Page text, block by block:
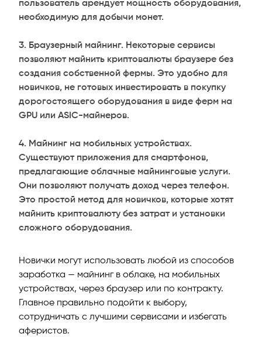
пользователь арендует мощность оборудования,
необходимую для добычи монет.
Браузерный майнинг. Некоторые сервисы
позволяют майнить криптовалюты браузере без
создания собственной фермы. Это удобно для
новичков, не готовых инвестировать в покупку
дорогостоящего оборудования в виде ферм на
GPU или ASIC-майнеров.
Майнинг на мобильных устройствах.
Существуют приложения для смартфонов,
предлагающие облачные майнинговые услуги.
Они позволяют получать доход через телефон.
Это простой метод для новичков, которые хотят
майнить криптовалюту без затрат и установки
сложного оборудования.
Новички могут использовать любой из способов
заработка — майнинг в облаке, на мобильных
устройствах, через браузер или по контракту.
Главное правильно подойти к выбору,
сотрудничать с лучшими сервисами и избегать
аферистов.